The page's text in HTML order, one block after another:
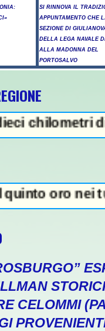
SI RINNOVA IL
APPUNTAMENTO CHE
SEZIONE DI
DELLA LEGA NAVALE
ALLA MADONNA DEL
PORTOSALVO
di coda -
tuffi
CELOMMI
scuola a